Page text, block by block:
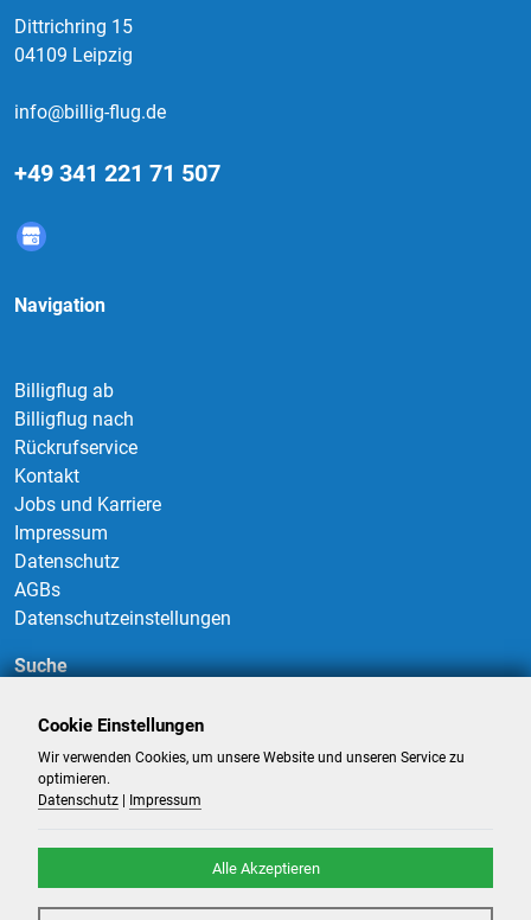
Dittrichring 15
04109 Leipzig
info@billig-flug.de
+49 341 221 71 507
Navigation
Billigflug ab
Billigflug nach
Rückrufservice
Kontakt
Jobs und Karriere
Impressum
Datenschutz
AGBs
Datenschutzeinstellungen
Suche
Suchen
Cookie Einstellungen
Wir verwenden Cookies, um unsere Website und unseren Service zu
optimieren.
Datenschutz
Impressum
Alle Akzeptieren